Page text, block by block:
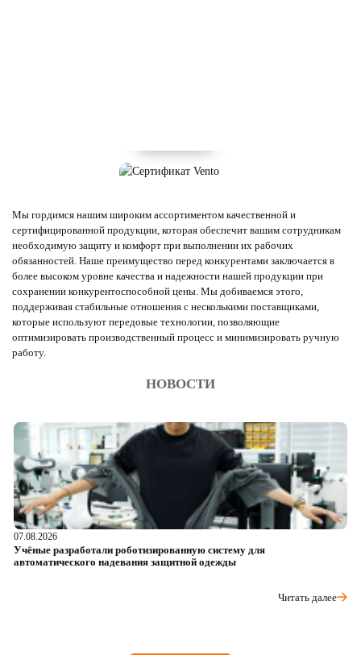
Мы гордимся нашим широким ассортиментом качественной и
сертифицированной продукции, которая обеспечит вашим сотрудникам
необходимую защиту и комфорт при выполнении их рабочих
обязанностей. Наше преимущество перед конкурентами заключается в
более высоком уровне качества и надежности нашей продукции при
сохранении конкурентоспособной цены. Мы добиваемся этого,
поддерживая стабильные отношения с несколькими поставщиками,
которые используют передовые технологии, позволяющие
оптимизировать производственный процесс и минимизировать ручную
работу.
НОВОСТИ
07.08.2026
Учёные разработали роботизированную систему для
автоматического надевания защитной одежды
Читать далее